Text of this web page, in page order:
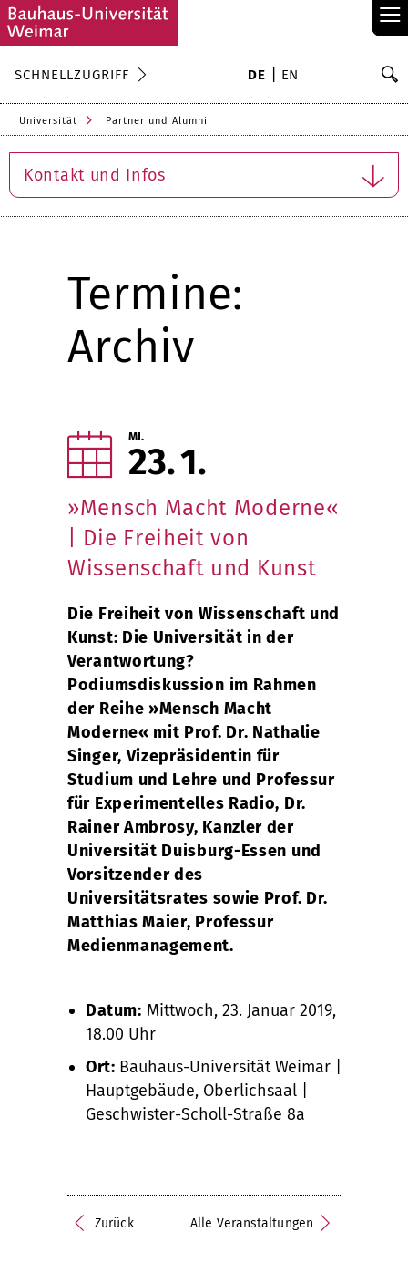
≡
SCHNELLZUGRIFF DE EN
Universität Partner und Alumni
Kontakt und Infos
Termine:
Archiv
MI.
23 1
»Mensch Macht Moderne«
| Die Freiheit von
Wissenschaft und Kunst
Die Freiheit von Wissenschaft und
Kunst: Die Universität in der
Verantwortung?
Podiumsdiskussion im Rahmen
der Reihe »Mensch Macht
Moderne« mit Prof. Dr. Nathalie
Singer, Vizepräsidentin für
Studium und Lehre und Professur
für Experimentelles Radio, Dr.
Rainer Ambrosy, Kanzler der
Universität Duisburg-Essen und
Vorsitzender des
Universitätsrates sowie Prof. Dr.
Matthias Maier, Professur
Medienmanagement.
Datum: Mittwoch, 23. Januar 2019,
18.00 Uhr
Ort: Bauhaus-Universität Weimar |
Hauptgebäude, Oberlichsaal |
Geschwister-Scholl-Straße 8a
Zurück Alle Veranstaltungen